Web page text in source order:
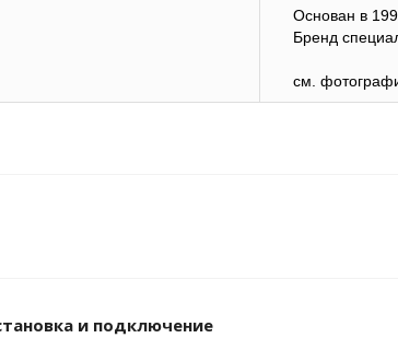
Основан в
Бренд
см.
и подключение